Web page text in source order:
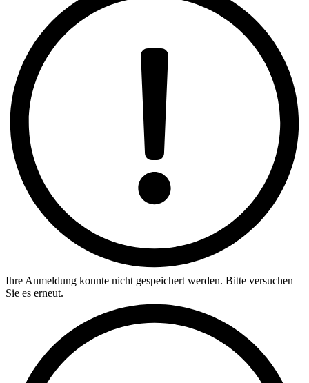
Ihre Anmeldung konnte nicht gespeichert werden. Bitte versuchen
Sie es erneut.